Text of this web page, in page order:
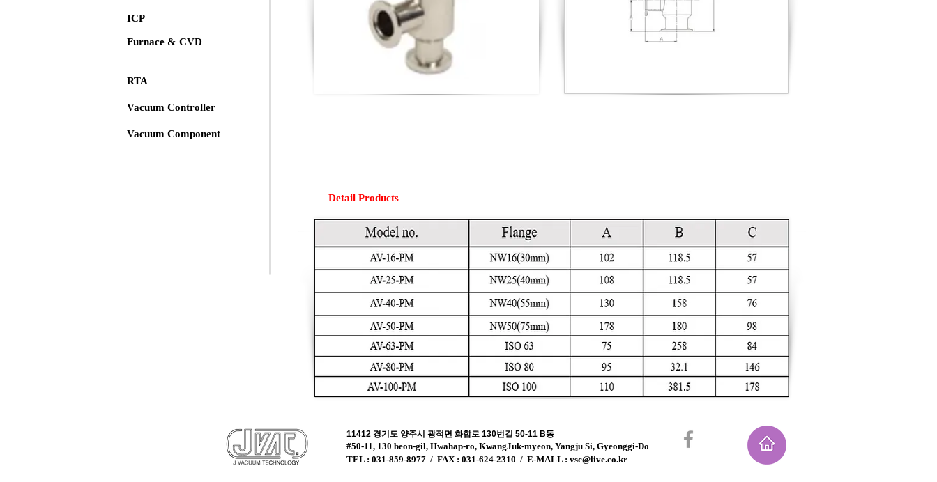
ICP
Furnace & CVD
RTA
Vacuum Controller
Vacuum Component
Detail Products
11412 경기도 양주시 광적면 화합로 130번길 50-11 B동
#50-11, 130 beon-gil, Hwahap-ro, KwangJuk-myeon, Yangju Si, Gyeonggi-Do
TEL : 031-859-8977 / FAX : 031-624-2310 / E-MALL : vsc@live.co.kr